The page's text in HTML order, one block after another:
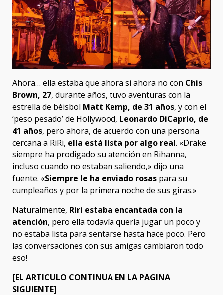
Ahora… ella estaba que ahora si ahora no con Chis
Brown, 27, durante años, tuvo aventuras con la
estrella de béisbol Matt Kemp, de 31 años, y con el
‘peso pesado’ de Hollywood, Leonardo DiCaprio, de
41 años, pero ahora, de acuerdo con una persona
cercana a RiRi, ella está lista por algo real. «Drake
siempre ha prodigado su atención en Rihanna,
incluso cuando no estaban saliendo,» dijo una
fuente. «Siempre le ha enviado rosas para su
cumpleaños y por la primera noche de sus giras.»
Naturalmente, Riri estaba encantada con la
atención, pero ella todavía quería jugar un poco y
no estaba lista para sentarse hasta hace poco. Pero
las conversaciones con sus amigas cambiaron todo
eso!
[EL ARTICULO CONTINUA EN LA PAGINA
SIGUIENTE]